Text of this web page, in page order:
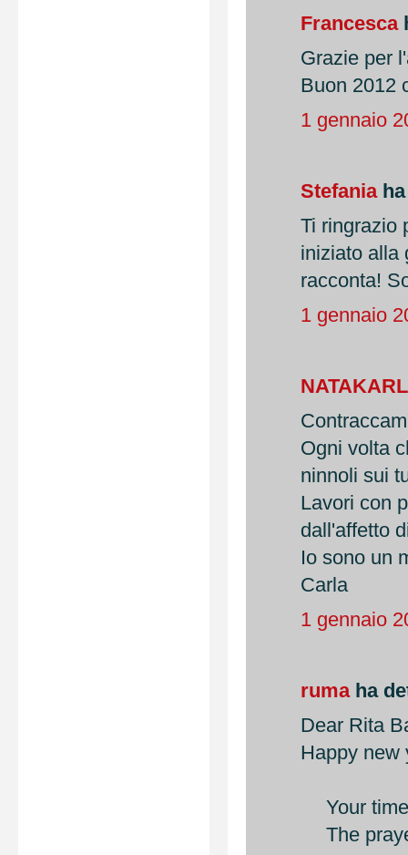
Francesca
Grazie per
Buon 2012
1 gennaio
Stefaniaha
Ti ringrazio
iniziato alla
racconta!
1 gennaio
Ogni volta
ninnoli sui
Lavori con
dall'affetto
Io sono un
Carla
1 gennaio
rumaha
Dear Rita
Happy new
Your time
The